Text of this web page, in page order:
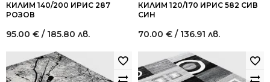
КИЛИМ 140/200 ИРИС 287
РОЗОВ
95.00 € / 185.80 лв.
КИЛИМ 120/170 ИРИС 582 СИВ
СИН
70.00 € / 136.91 лв.